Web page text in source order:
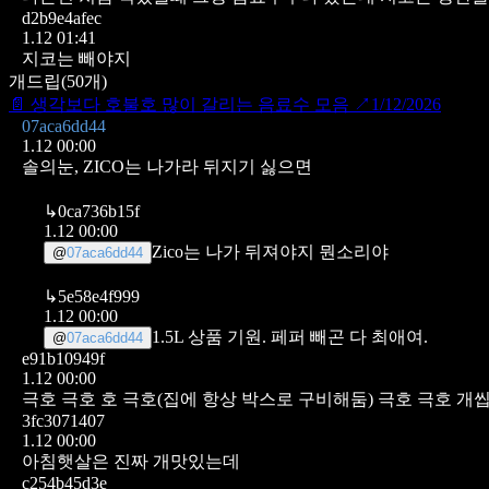
d2b9e4afec
1.12 01:41
지코는 빼야지
개드립(50개)
📄 생각보다 호불호 많이 갈리는 음료수 모음 ↗ 1/12/2026
07aca6dd44
1.12 00:00
솔의눈, ZICO는 나가라 뒤지기 싫으면
↳0ca736b15f
1.12 00:00
@07aca6dd44 Zico는 나가 뒤져야지 뭔소리야
↳5e58e4f999
1.12 00:00
@07aca6dd44 1.5L 상품 기원. 페퍼 빼곤 다 최애여.
e91b10949f
1.12 00:00
극호 극호 호 극호(집에 항상 박스로 구비해둠) 극호 극호 개
3fc3071407
1.12 00:00
아침햇살은 진짜 개맛있는데
c254b45d3e